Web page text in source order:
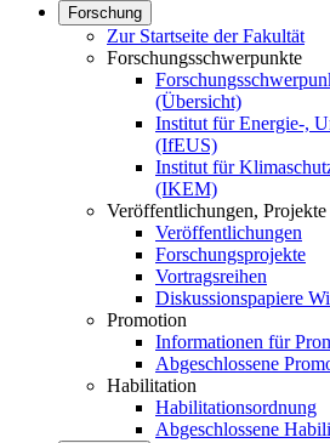
Forschung
Zur Startseite der Fakultät
Forschungsschwerpunkte
(Übersicht)
Institut für Energie-,
(IfEUS)
Institut für
(IKEM)
Veröffentlichungen, Projekte
Veröffentlichungen
Forschungsprojekte
Vortragsreihen
Diskussionspapiere
Promotion
Informationen für
Abgeschlossene
Habilitation
Habilitationsordnung
Abgeschlossene